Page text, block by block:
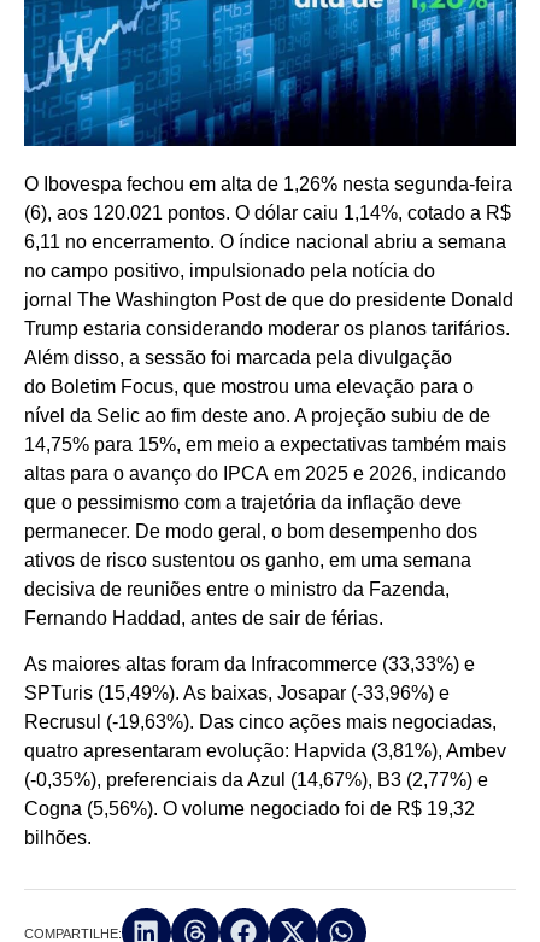
O Ibovespa fechou em alta de 1,26% nesta segunda-feira
(6), aos 120.021 pontos. O dólar caiu 1,14%, cotado a R$
6,11 no encerramento. O índice nacional abriu a semana
no campo positivo, impulsionado pela notícia do
jornal The Washington Post de que do presidente Donald
Trump estaria considerando moderar os planos tarifários.
Além disso, a sessão foi marcada pela divulgação
do Boletim Focus, que mostrou uma elevação para o
nível da Selic ao fim deste ano. A projeção subiu de de
14,75% para 15%, em meio a expectativas também mais
altas para o avanço do IPCA em 2025 e 2026, indicando
que o pessimismo com a trajetória da inflação deve
permanecer. De modo geral, o bom desempenho dos
ativos de risco sustentou os ganho, em uma semana
decisiva de reuniões entre o ministro da Fazenda,
Fernando Haddad, antes de sair de férias.
As maiores altas foram da Infracommerce (33,33%) e
SPTuris (15,49%). As baixas, Josapar (-33,96%) e
Recrusul (-19,63%). Das cinco ações mais negociadas,
quatro apresentaram evolução: Hapvida (3,81%), Ambev
(-0,35%), preferenciais da Azul (14,67%), B3 (2,77%) e
Cogna (5,56%). O volume negociado foi de R$ 19,32
bilhões.
COMPARTILHE: